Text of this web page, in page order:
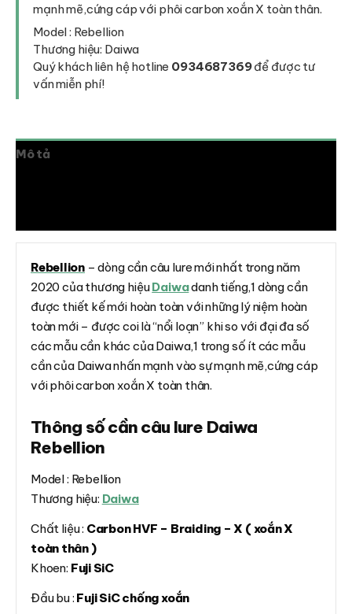
mạnh mẽ,cứng cáp với phôi carbon xoắn X toàn thân.
Model : Rebellion
Thương hiệu: Daiwa
Quý khách liên hệ hotline 0934687369để được tư
vấn miễn phí!
Mô tả
Rebellion– dòng cần câu lure mới nhất trong năm
2020 của thương hiệuDaiwadanh tiếng,1 dòng cần
được thiết kế mới hoàn toàn với những lý niệm hoàn
toàn mới – được coi là “nổi loạn” khi so với đại đa số
các mẫu cần khác của Daiwa,1 trong số ít các mẫu
cần của Daiwa nhấn mạnh vào sự mạnh mẽ,cứng cáp
với phôi carbon xoắn X toàn thân.
Thông số cần câu lure Daiwa
Rebellion
Model : Rebellion
Thương hiệu: Daiwa
Chất liệu : Carbon HVF – Braiding – X ( xoắn X
toàn thân )
Khoen: Fuji SiC
Đầu bu : Fuji SiC chống xoắn